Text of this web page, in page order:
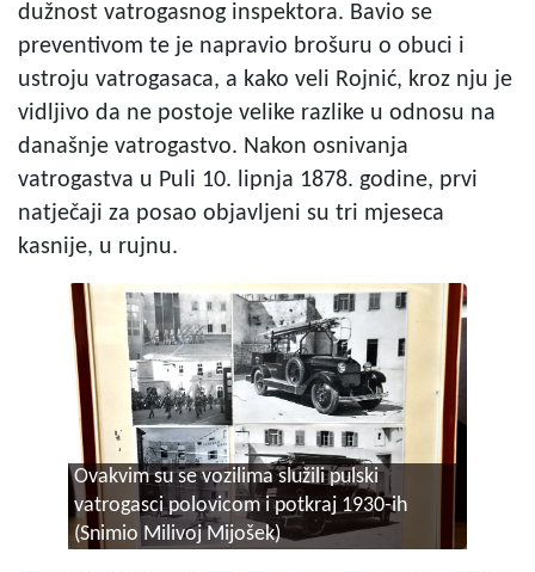
dužnost vatrogasnog inspektora. Bavio se
preventivom te je napravio brošuru o obuci i
ustroju vatrogasaca, a kako veli Rojnić, kroz nju je
vidljivo da ne postoje velike razlike u odnosu na
današnje vatrogastvo. Nakon osnivanja
vatrogastva u Puli 10. lipnja 1878. godine, prvi
natječaji za posao objavljeni su tri mjeseca
kasnije, u rujnu.
Ovakvim su se vozilima služili pulski
vatrogasci polovicom i potkraj 1930-ih
(Snimio Milivoj Mijošek)